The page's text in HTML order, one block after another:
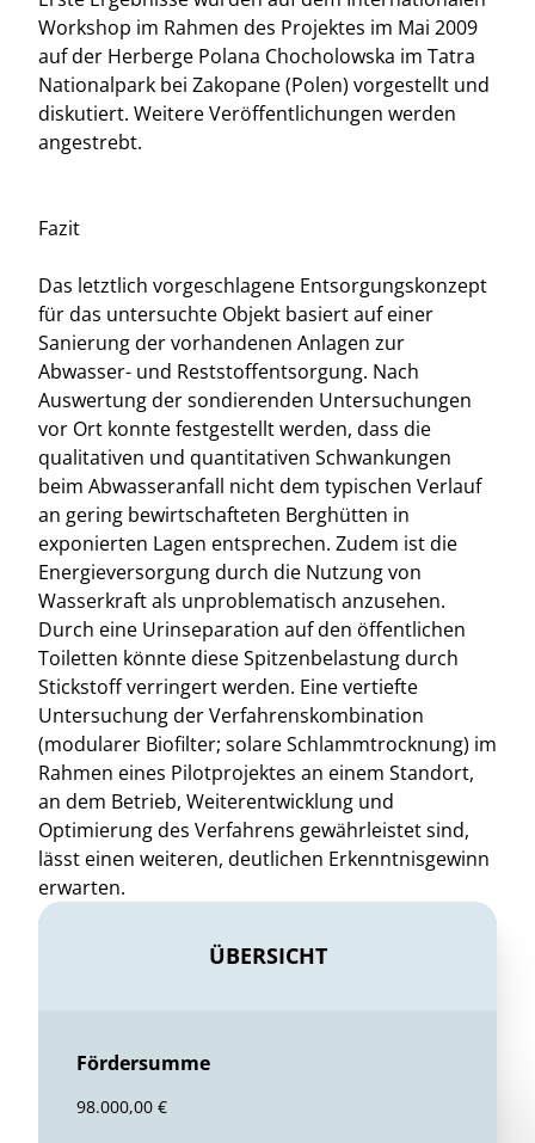
Workshop im Rahmen des Projektes im Mai 2009
auf der Herberge Polana Chocholowska im Tatra
Nationalpark bei Zakopane (Polen) vorgestellt und
diskutiert. Weitere Veröffentlichungen werden
angestrebt.
Fazit
Das letztlich vorgeschlagene Entsorgungskonzept
für das untersuchte Objekt basiert auf einer
Sanierung der vorhandenen Anlagen zur
Abwasser- und Reststoffentsorgung. Nach
Auswertung der sondierenden Untersuchungen
vor Ort konnte festgestellt werden, dass die
qualitativen und quantitativen Schwankungen
beim Abwasseranfall nicht dem typischen Verlauf
an gering bewirtschafteten Berghütten in
exponierten Lagen entsprechen. Zudem ist die
Energieversorgung durch die Nutzung von
Wasserkraft als unproblematisch anzusehen.
Durch eine Urinseparation auf den öffentlichen
Toiletten könnte diese Spitzenbelastung durch
Stickstoff verringert werden. Eine vertiefte
Untersuchung der Verfahrenskombination
(modularer Biofilter; solare Schlammtrocknung) im
Rahmen eines Pilotprojektes an einem Standort,
an dem Betrieb, Weiterentwicklung und
Optimierung des Verfahrens gewährleistet sind,
lässt einen weiteren, deutlichen Erkenntnisgewinn
erwarten.
ÜBERSICHT
Fördersumme
98.000,00 €